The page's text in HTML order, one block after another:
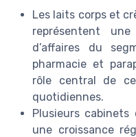
Les laits corps et
représentent
d’affaires du
pharmacie et
rôle central de
quotidiennes.
Plusieurs cabinets
une croissance